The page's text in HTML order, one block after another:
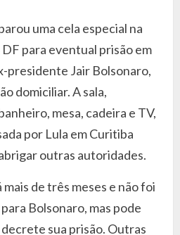
uma cela especial na
para eventual prisão em
presidente Jair Bolsonaro,
domiciliar. A sala,
mesa, cadeira e TV,
por Lula em Curitiba
outras autoridades.
de três meses e não foi
Bolsonaro, mas pode
decrete sua prisão. Outras